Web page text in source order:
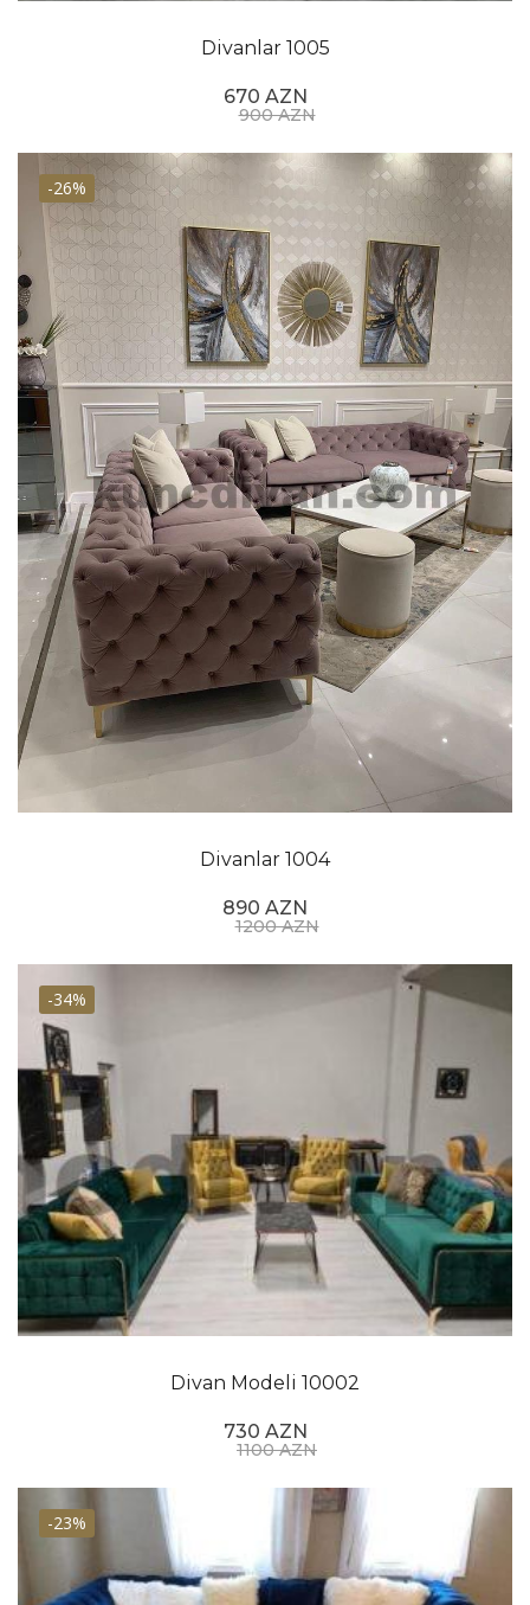
Divanlar 1005
670 AZN
900 AZN
-26%
Divanlar 1004
890 AZN
1200 AZN
-34%
Divan Modeli 10002
730 AZN
1100 AZN
-23%